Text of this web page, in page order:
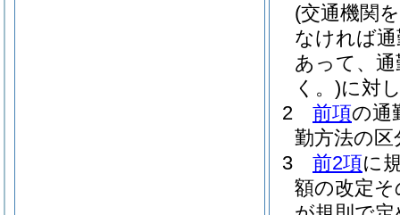
(交通機関
なければ
あって、
く。)に対
2
前項の通
勤方法の
3
前2項に
額の改定